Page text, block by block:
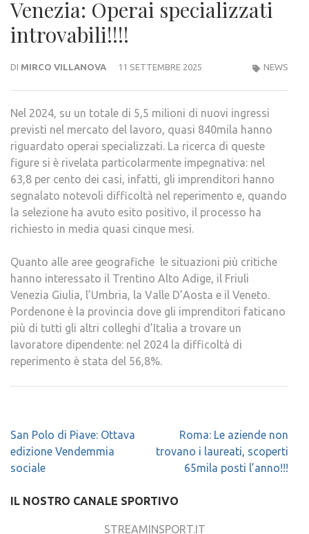
Venezia: Operai specializzati
introvabili!!!!
DI MIRCO VILLANOVA 11 SETTEMBRE 2025 NEWS
Nel 2024, su un totale di 5,5 milioni di nuovi ingressi
previsti nel mercato del lavoro, quasi 840mila hanno
riguardato operai specializzati. La ricerca di queste
figure si è rivelata particolarmente impegnativa: nel
63,8 per cento dei casi, infatti, gli imprenditori hanno
segnalato notevoli difficoltà nel reperimento e, quando
la selezione ha avuto esito positivo, il processo ha
richiesto in media quasi cinque mesi.
Quanto alle aree geografiche le situazioni più critiche
hanno interessato il Trentino Alto Adige, il Friuli
Venezia Giulia, l’Umbria, la Valle D’Aosta e il Veneto.
Pordenone è la provincia dove gli imprenditori faticano
più di tutti gli altri colleghi d’Italia a trovare un
lavoratore dipendente: nel 2024 la difficoltà di
reperimento è stata del 56,8%.
Navigazione
articoli
San Polo di Piave: Ottava
edizione Vendemmia
sociale
Roma: Le aziende non
trovano i laureati, scoperti
65mila posti l’anno!!!
IL NOSTRO CANALE SPORTIVO
STREAMINSPORT.IT